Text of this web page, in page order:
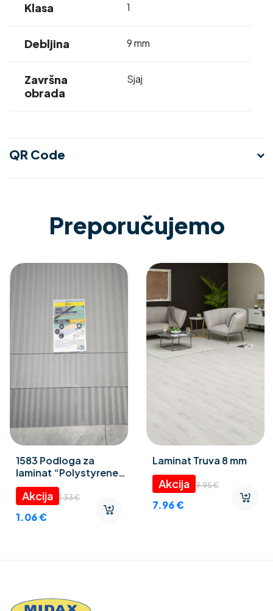
Klasa 1
Debljina 9 mm
Završna
obrada
Sjaj
QR Code
Preporučujemo
1583 Podloga za
laminat “Polystyrene
foam” 3 mm
1.33€
1.06€
Laminat Truva 8 mm
9.95€
7.96€